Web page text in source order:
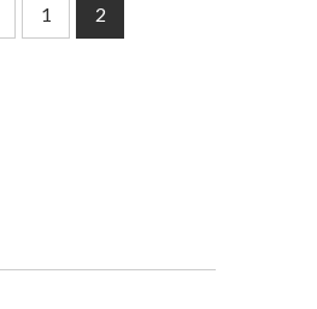
1 2